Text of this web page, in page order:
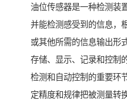
油位传感器是一种检测装
并能检测感受到的信息，
或其他所需的信息输出形
存储、显示、记录和控制
检测和自动控制的重要环
定精度和规律把被测量转